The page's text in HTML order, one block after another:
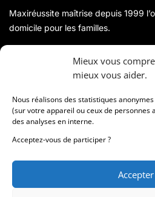
Mieux vous
mieux vous aider.
Nous réalisons des statistiques
(sur votre appareil ou ceux de
des analyses en interne.
Acceptez-vous de participer ?
Accepter
Maxiréussite maîtrise depuis 1999
domicile pour les familles.
Coordonnées